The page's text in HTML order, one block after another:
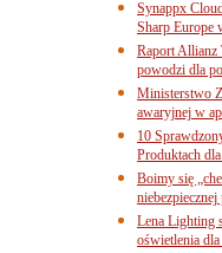
Synappx
Sharp Europe
Raport Allianz
powodzi dla
Ministerstwo
awaryjnej w
10
Produktach
Boimy się
Lena Lighting
oświetlenia